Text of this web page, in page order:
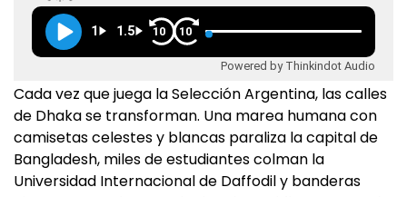
1 1.5 10 10
Powered by Thinkindot Audio
Cada vez que juega la Selección Argentina, las calles
de Dhaka se transforman. Una marea humana con
camisetas celestes y blancas paraliza la capital de
Bangladesh, miles de estudiantes colman la
Universidad Internacional de Daffodil y banderas